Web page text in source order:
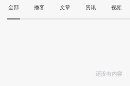
全部 播客 文章 资讯 视频
还没有内容